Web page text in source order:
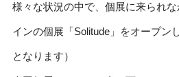
様々な状況の中で、個展に来られ
インの個展「Solitude」をオープン
となります）